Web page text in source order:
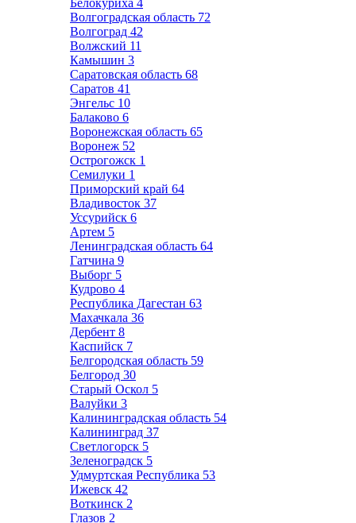
Белокуриха 4
Волгоградская область 72
Волгоград 42
Волжский 11
Камышин 3
Саратовская область 68
Саратов 41
Энгельс 10
Балаково 6
Воронежская область 65
Воронеж 52
Острогожск 1
Семилуки 1
Приморский край 64
Владивосток 37
Уссурийск 6
Артем 5
Ленинградская область 64
Гатчина 9
Выборг 5
Кудрово 4
Республика Дагестан 63
Махачкала 36
Дербент 8
Каспийск 7
Белгородская область 59
Белгород 30
Старый Оскол 5
Валуйки 3
Калининградская область 54
Калининград 37
Светлогорск 5
Зеленоградск 5
Удмуртская Республика 53
Ижевск 42
Воткинск 2
Глазов 2